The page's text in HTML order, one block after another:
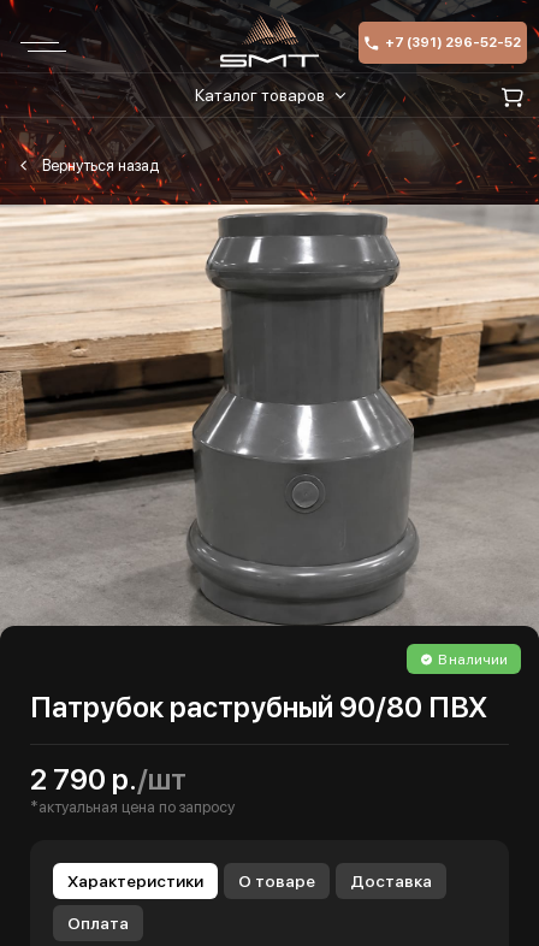
+7 (391) 296-52-52
Каталог товаров
В наличии
Патрубок раструбный 90/80 ПВХ
2 790 р./шт
*актуальная цена по запросу
Характеристики О товаре Доставка
Оплата